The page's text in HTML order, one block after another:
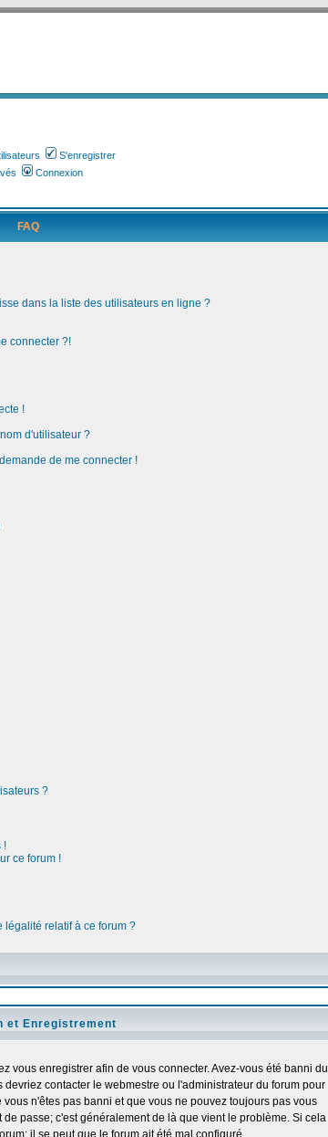
S'enregistrer
Connexion
FAQ
dans la liste des utilisateurs en ligne ?
connecter ?!
!
d'utilisateur ?
de me connecter !
?
!
ce forum !
légalité relatif à ce forum ?
et Enregistrement
vous enregistrer afin de vous connecter. Avez-vous été banni du
contacter le webmestre ou l'administrateur du forum pour
n'êtes pas banni et que vous ne pouvez toujours pas vous
passe; c'est généralement de là que vient le problème. Si cela
il se peut que le forum ait été mal configuré.